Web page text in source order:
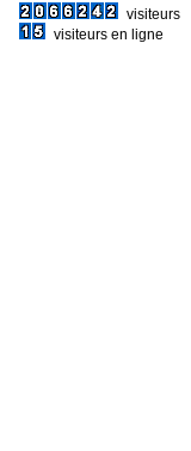
visiteurs
visiteurs en ligne